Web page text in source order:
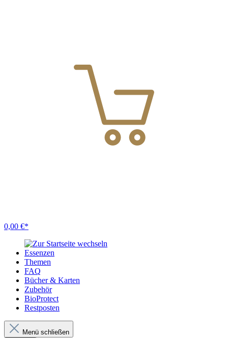
0,00 €*
Essenzen
Themen
FAQ
Bücher & Karten
Zubehör
BioProtect
Restposten
Menü schließen